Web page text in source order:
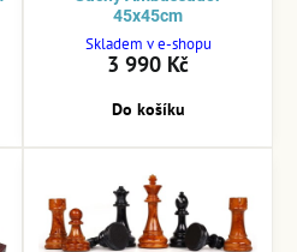
45x45cm
Skladem v e-shopu
3 990 Kč
Do košíku